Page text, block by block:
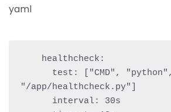
yaml
    healthcheck:
"/app/healthcheck.py"]